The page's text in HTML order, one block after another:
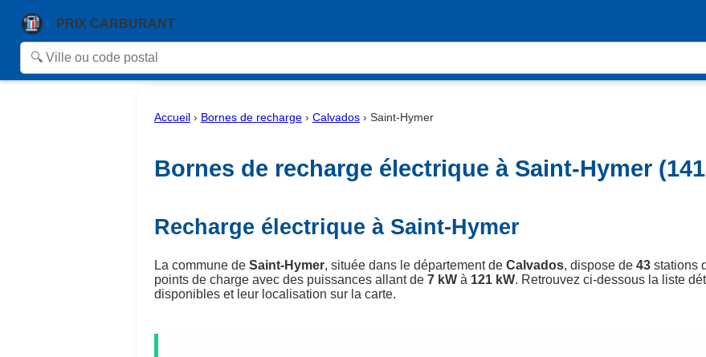
PRIX CARBURANT
Accueil › Bornes de recharge › Calvados › Saint-Hymer
Bornes de recharge électrique à Saint-Hymer
Recharge électrique à Saint-Hymer
La commune de Saint-Hymer, située dans le département de Calvados, dispose de 43 stations
points de charge avec des puissances allant de 7 kW à 121 kW. Retrouvez ci-dessous la liste
disponibles et leur localisation sur la carte.